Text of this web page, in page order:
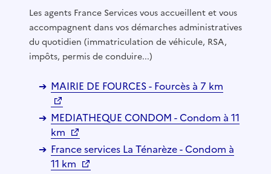
Les agents France Services vous accueillent et vous
accompagnent dans vos démarches administratives
du quotidien (immatriculation de véhicule, RSA,
impôts, permis de conduire...)
MAIRIE DE FOURCES - Fourcès à 7 km
MEDIATHEQUE CONDOM - Condom à 11
km
France services La Ténarèze - Condom à
11 km